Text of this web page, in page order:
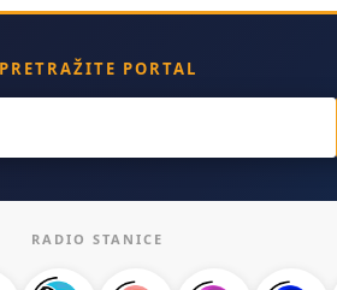
PRETRAŽITE PORTAL
RADIO STANICE